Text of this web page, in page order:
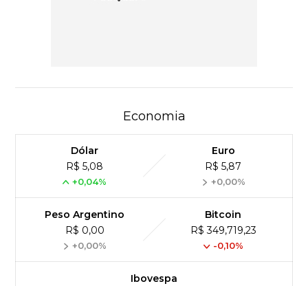
Economia
Dólar
R$ 5,08
+0,04%
Euro
R$ 5,87
+0,00%
Peso Argentino
R$ 0,00
+0,00%
Bitcoin
R$ 349,719,23
-0,10%
Ibovespa